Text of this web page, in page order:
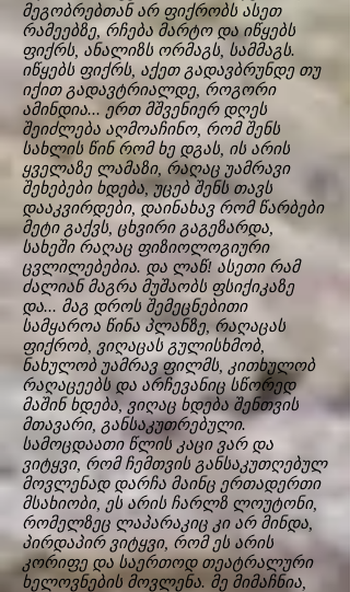
მეგობრებთან არ ფიქრობს ასეთ
რამეებზე, რჩება მარტო და იწყებს
ფიქრს, ანალიზს ორმაგს, სამმაგს.
იწყებს ფიქრს, აქეთ გადავბრუნდე თუ
იქით გადავტრიალდე, როგორი
ამინდია... ერთ მშვენიერ დღეს
შეიძლება აღმოაჩინო, რომ შენს
სახლის წინ რომ ხე დგას, ის არის
ყველაზე ლამაზი, რაღაც უამრავი
შეხებები ხდება, უცებ შენს თავს
დააკვირდები, დაინახავ რომ წარბები
მეტი გაქვს, ცხვირი გაგეზარდა,
სახეში რაღაც ფიზიოლოგიური
ცვლილებებია. და ლაწ! ასეთი რამ
ძალიან მაგრა მუშაობს ფსიქიკაზე
და... მაგ დროს შემეცნებითი
სამყაროა წინა პლანზე, რაღაცას
ფიქრობ, ვიღაცას გულისხმობ,
ნახულობ უამრავ ფილმს, კითხულობ
რაღაცეებს და არჩევანიც სწორედ
მაშინ ხდება, ვიღაც ხდება შენთვის
მთავარი, განსაკუთრებული.
სამოცდაათი წლის კაცი ვარ და
ვიტყვი, რომ ჩემთვის განსაკუთღებულ
მოვლენად დარჩა მაინც ერთადერთი
მსახიობი, ეს არის ჩარლზ ლოუტონი,
რომელზეც ლაპარაკიც კი არ მინდა,
პირდაპირ ვიტყვი, რომ ეს არის
კორიფე და საერთოდ თეატრალური
ხელოვნების მოვლენა. მე მიმაჩნია,